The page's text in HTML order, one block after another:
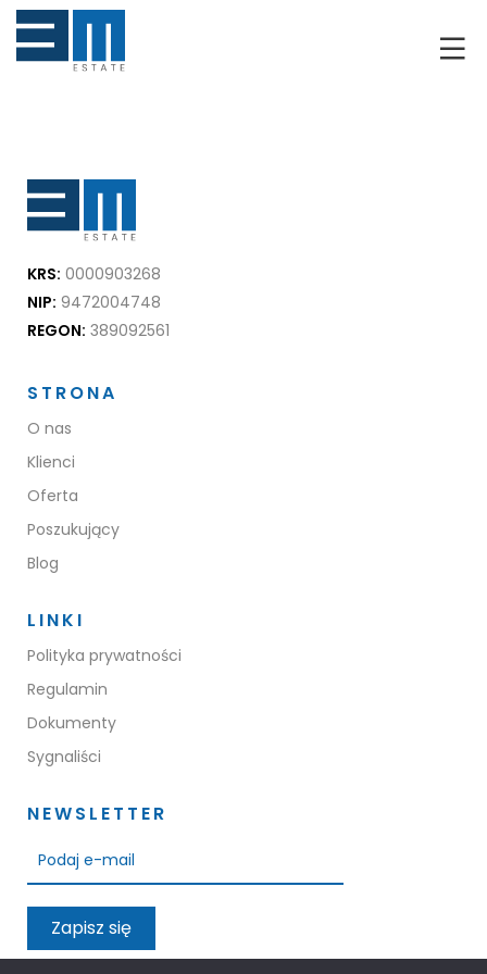
O NAS
GRUNTY
RYNEK DEWELOPERSKI
NIERUCHOMOŚCI
KREDYTOWANIE
BLOG
KONTAKT
KRS: 0000903268
NIP: 9472004748
REGON: 389092561
STRONA
O nas
Klienci
Oferta
Poszukujący
Blog
LINKI
Polityka prywatności
Regulamin
Dokumenty
Sygnaliści
NEWSLETTER
Zapisz się